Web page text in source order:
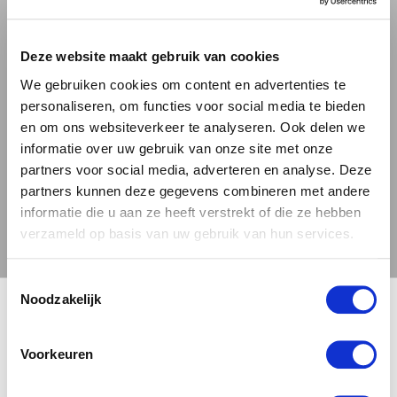
Deze website maakt gebruik van cookies
We gebruiken cookies om content en advertenties te
personaliseren, om functies voor social media te bieden
en om ons websiteverkeer te analyseren. Ook delen we
informatie over uw gebruik van onze site met onze
partners voor social media, adverteren en analyse. Deze
partners kunnen deze gegevens combineren met andere
informatie die u aan ze heeft verstrekt of die ze hebben
verzameld op basis van uw gebruik van hun services.
Toestemmingsselectie
Noodzakelijk
Voorkeuren
een solide alcoholpercentage van 7,2% is
deze IPA zowel krachtig als verfrissend. De
bier is opgebouwd rond een selectie van de
fijnste hopsoorten: Simcoe, Mosaic, Idaho 7
en Waimea. Deze combinatie resulteert in een
complexe, maar uitgebalanceerde
smaakervaring. De kurkdroge afdronk zorgt
plakkerige textuur de fruitige aroma's van
🍺 LEEFDTIJDSCHECK 🍺
Je moet 18 jaar of ouder zijn om deze site te bezoeken.